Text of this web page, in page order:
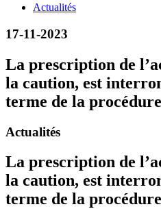
Actualités
17-11-2023
La prescription de
la caution, est
terme de la
Actualités
La prescription de
la caution, est
terme de la